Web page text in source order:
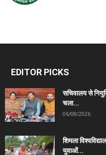
EDITOR PICKS
सचिवालय से
चला...
06/08/2026
शिमला
युवाओं...